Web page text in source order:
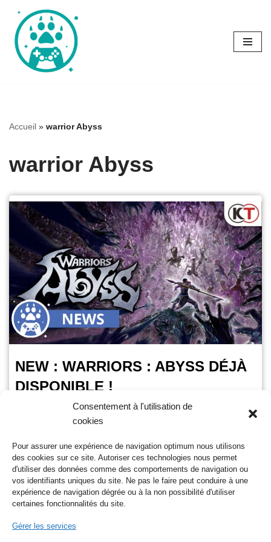
Consentement à l'utilisation de
cookies
Pour assurer une expérience de navigation optimum nous utilisons
des cookies sur ce site. Autoriser ces technologies nous permet
d'utiliser des données comme des comportements de navigation ou
vos identifiants uniques du site. Ne pas le faire peut conduire à une
expérience de navigation dégrée ou à la non possibilité d'utiliser
certaines fonctionnalités du site.
Gérer les services
Aller
au
contenu
Accueil » warrior Abyss
warrior Abyss
NEW : WARRIORS : ABYSS DÉJÀ
DISPONIBLE !
Pampa Poulpe 13 février 2025
Alerté générale ! Le tout nouveau jeu de la sage Warriors est
là et c’est un jeu d’action roguelite hack’n’slah ! En plus vous
savez…Lire la suite »